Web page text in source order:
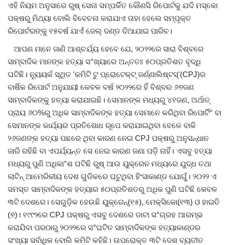
ଏହି ନିୟମ ଅନୁସାରେ ରୁଷ୍ ସେନା ସମ୍ପର୍କିତ କୌଣସି ରିପୋର୍ଟକୁ ଯଦି ମସ୍କୋ
ପକ୍ଷରୁ ମିଥ୍ୟା ବୋଲି ବିବେଚନା କରାଯାଏ ତାହା ହେଲେ ସମ୍ପୃକ୍ତ
ରିପୋର୍ଟରଙ୍କୁ ୧୫ବର୍ଷ ଯାଏଁ ଜେଲ୍ ଦଣ୍ଡ ଦିଆଯାଇ ପାରିବ।
ଆପଣ ମାନେ ଜାଣି ଆଶ୍ଚର୍ଯ୍ୟ ହେବେ ଯେ, ୨୦୨୨ରେ ସାରା ବିଶ୍ବରେ
ସାମ୍ବାଦିକ ମାନଙ୍କ ହତ୍ୟା ସ°ଖ୍ୟାରେ ଅନ୍ତତଃ ୫୦ପ୍ରତିଶତ ବୃଦ୍ଧି
ଘଟିଛି। ନ୍ୟୁୟର୍କ ସ୍ଥିତ 'କମିଟି ଟୁ ପ୍ରୋଟେକ୍ଟ୍ ଜର୍ଣ୍ଣାଲିଷ୍ଟସ୍'(CPJ)ର
ବାର୍ଷିକ ରିପୋର୍ଟ ଅନୁଯାୟୀ କେବଳ ବର୍ଷ ୨୦୨୨ରେ ହିଁ ବିଶ୍ବର ୬୭ଜଣ
ସାମ୍ବାଦିକଙ୍କୁ ହତ୍ୟା କରାଯାଇଛି। ସେମାନଙ୍କ ମଧ୍ୟରୁ ୪୧ଜଣ, ଅର୍ଥାତ୍
ପ୍ରାୟ ୬୦%ରୁ ଅଧିକ ସାମ୍ବାଦିକଙ୍କ ହତ୍ୟା ସେମାନେ କରିଥିବା ରିପୋର୍ଟି° ବା
ସେମାନଙ୍କ କାର୍ଯ୍ୟର ପ୍ରତିଶୋଧ ରୂପେ କରାଯାଇଥିବା ବେଳେ ବାକି
୨୬ଜଣଙ୍କ ହତ୍ୟା ପଛରେ ଥିବା କାରଣ ନେଇ CPJ ପକ୍ଷରୁ ଅନୁସନ୍ଧାନ
ଜାରି ରହିଛି ବା ଏପର୍ଯ୍ୟନ୍ତ ସେ ନେଇ କାରଣ ଜଣା ପଡ଼ି ନାହିଁ। ଏସବୁ ହତ୍ୟା
ମଧ୍ୟରୁ ପୁଣି ଅଧିକା°ଶ ଘଟିଛି ରୁଷ୍ ଆଉ ୟୁକ୍ରେନ ମଧ୍ୟରେ ଯୁଦ୍ଧ ତଥା
ଲାଟିନ୍ ଆମେରିକୀୟ ଦେଶ ଗୁଡିକରେ ଘଟୁଥିବା ହିଂସାକାଣ୍ଡ ଯୋଗୁଁ। ୨୦୨୨ ଏ
ସମସ୍ତ ସାମ୍ବାଦିକଙ୍କ ହତ୍ୟାର ୫୦ପ୍ରତିଶତରୁ ଅଧିକ ପୁଣି ଘଟିଛି କେବଳ
୩ଟି ଦେଶରେ। ସେଗୁଡ଼ିକ ହେଉଛି ୟୁକ୍ରେନ୍(୧୫), ମେକ୍ସିକୋ(୧୩) ଓ ହାଇତି
(୭)। ୧୯୯୨ରେ CPJ ପକ୍ଷରୁ ଏସବୁ ଦେଶରେ ଡାଟା ସ°ଗ୍ରହ ଆରମ୍ଭ
କରାଯିବା ପରଠାରୁ ୨୦୨୨ରେ ସ°ଘଟିତ ସାମ୍ବାଦିକଙ୍କ ହତ୍ୟାକାଣ୍ଡର
ସଂଖ୍ୟା ସର୍ବାଧିକ ବୋଲି କମିଟି କହିଛି। ଉପରୋକ୍ତ ୩ଟି ଦେଶ ବ୍ୟତୀତ